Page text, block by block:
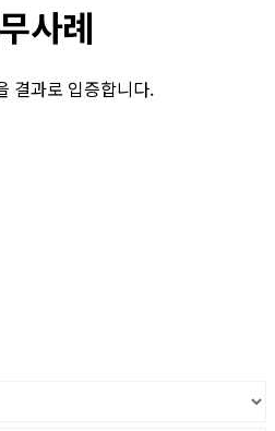
사례
결과로 입증합니다.